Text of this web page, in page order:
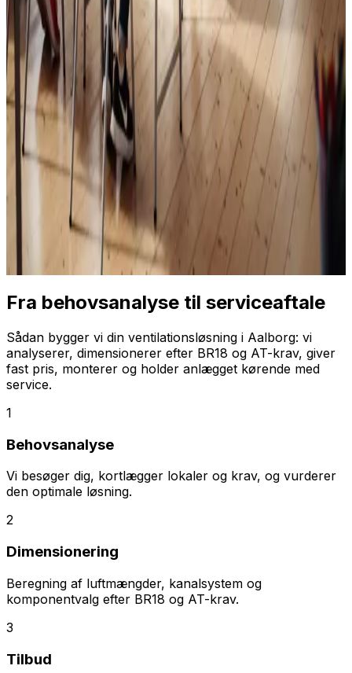
Fra behovsanalyse til serviceaftale
Sådan bygger vi din ventilationsløsning i Aalborg: vi
analyserer, dimensionerer efter BR18 og AT-krav, giver
fast pris, monterer og holder anlægget kørende med
service.
1
Behovsanalyse
Vi besøger dig, kortlægger lokaler og krav, og vurderer
den optimale løsning.
2
Dimensionering
Beregning af luftmængder, kanalsystem og
komponentvalg efter BR18 og AT-krav.
3
Tilbud